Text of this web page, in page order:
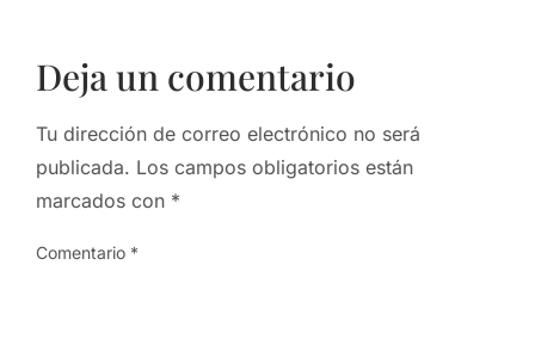
Deja un comentario
Tu dirección de correo electrónico no será
publicada. Los campos obligatorios están
marcados con *
Comentario *